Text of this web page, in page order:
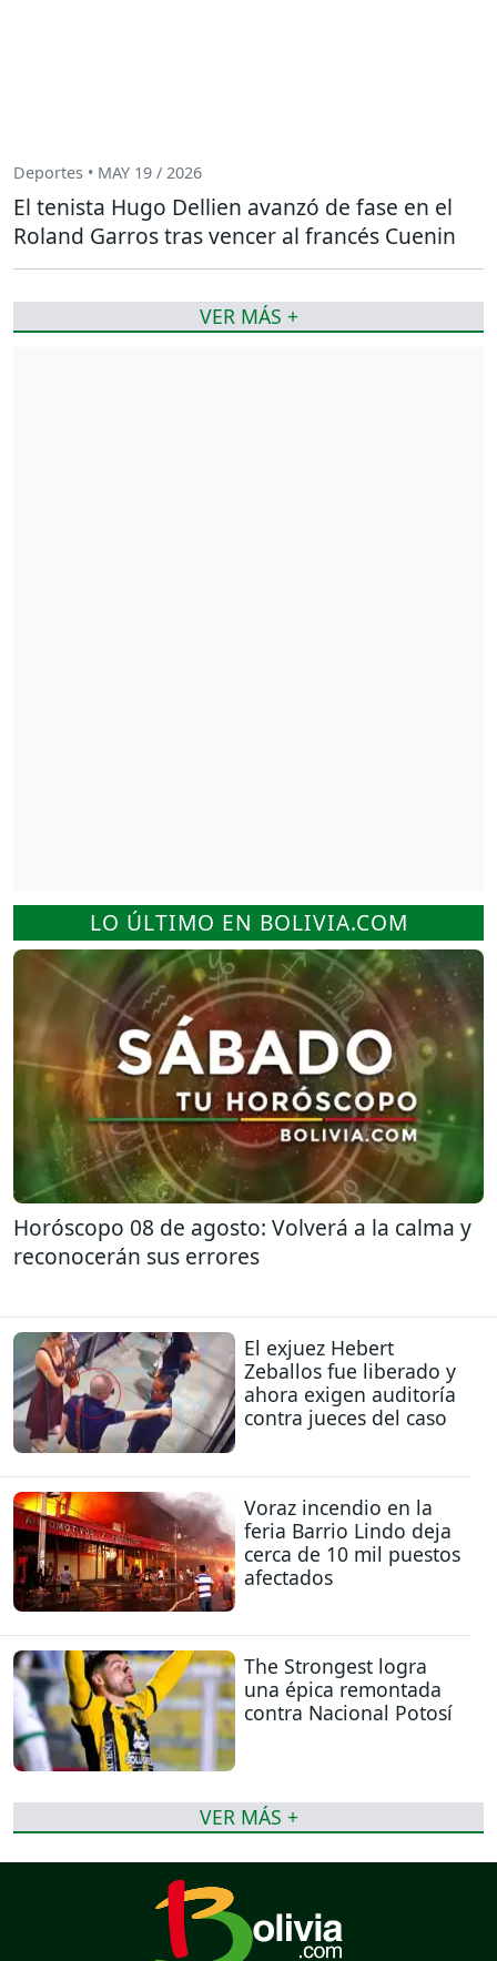
LO ÚLTIMO EN BOLIVIA.COM
Horóscopo 08 de agosto: Volverá a la calma y
reconocerán sus errores
El exjuez Hebert
Zeballos fue liberado y
ahora exigen auditoría
contra jueces del caso
Voraz incendio en la
feria Barrio Lindo deja
cerca de 10 mil puestos
afectados
The Strongest logra
una épica remontada
contra Nacional Potosí
VER MÁS +
Deportes • MAY 19 / 2026
El tenista Hugo Dellien avanzó de fase en el
Roland Garros tras vencer al francés Cuenin
VER MÁS +